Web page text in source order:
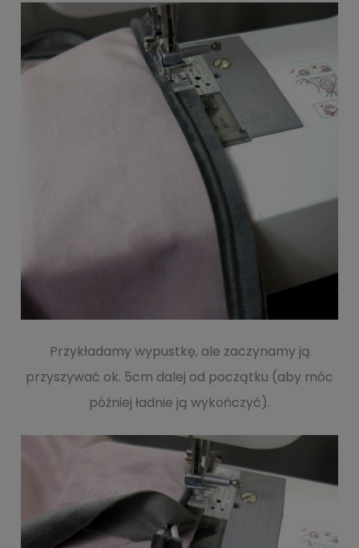
Przykładamy wypustkę, ale zaczynamy ją
przyszywać ok. 5cm dalej od początku (aby móc
później ładnie ją wykończyć).